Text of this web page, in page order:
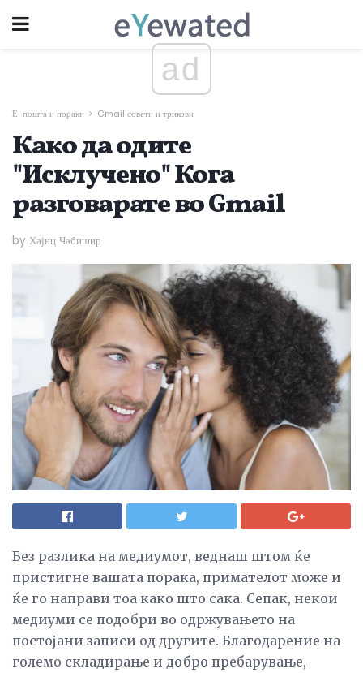
ad
Е-пошта и пораки Gmail совети и трикови
Како да одите
"Исклучено" Кога
разговарате во Gmail
by Хајнц Чабишир
Без разлика на медиумот, веднаш штом ќе
пристигне вашата порака, примателот може и
ќе го направи тоа како што сака. Сепак, некои
медиуми се подобри во одржувањето на
постојани записи од другите. Благодарение на
големо складирање и добро пребарување,